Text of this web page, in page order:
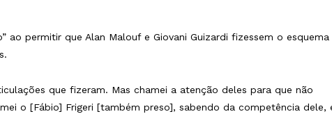
ao permitir que Alan Malouf e Giovani Guizardi fizessem o esquema
que fizeram. Mas chamei a atenção deles para que não
o [Fábio] Frigeri [também preso], sabendo da competência dele,